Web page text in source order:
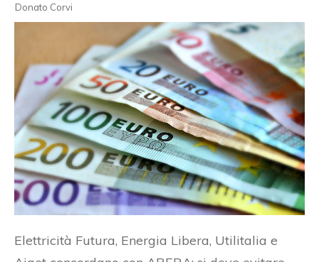
Donato Corvi
Elettricità Futura, Energia Libera, Utilitalia e